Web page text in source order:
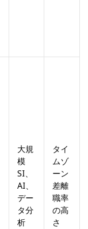
大規
模
SI、
AI、
デー
タ分
析
タイ
ムゾ
ーン
差離
職率
の高
さ